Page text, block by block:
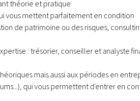
théorie et pratique
vous mettent parfaitement en condition
de patrimoine ou des risques,
: trésorier, conseiller et analyste
mais aussi aux périodes en
qui vous permettent d'entrer en